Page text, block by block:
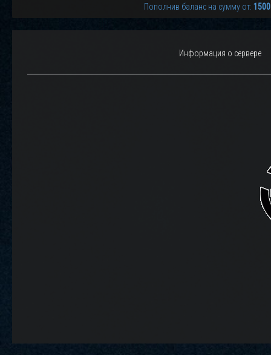
Пополнив баланс на сумму от:
Информация о сервере